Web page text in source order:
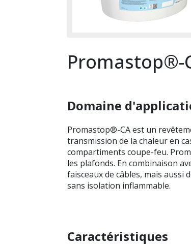
Promastop®-
Domaine
Promastop®-CA est un
transmission de la chaleur en
compartiments coupe-feu.
les plafonds. En combinaison
faisceaux de câbles, mais
sans isolation inflammable.
Caractéristiques